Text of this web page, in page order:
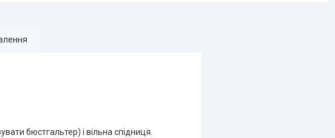
бюстгальтер) і вільна спідниця.